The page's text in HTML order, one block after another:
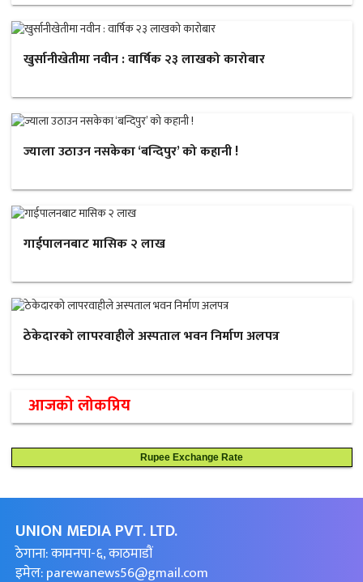
खुर्सानीखेतीमा नवीन : वार्षिक २३ लाखको कारोबार
ज्याला उठाउन नसकेका ‘बन्दिपुर’ को कहानी !
गाईपालनबाट मासिक २ लाख
ठेकेदारको लापरवाहीले अस्पताल भवन निर्माण अलपत्र
आजको लोकप्रिय
Rupee Exchange Rate
UNION MEDIA PVT. LTD.
ठेगाना: कामनपा-६, काठमाडौं
इमेल:parewanews56@gmail.com